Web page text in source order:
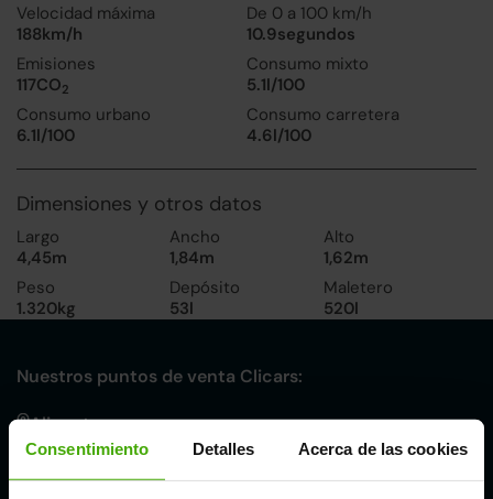
Consentimiento Detalles Acerca de las cookies
Velocidad máxima
188km/h
De 0 a 100 km/h
10.9segundos
Emisiones
117CO2
Consumo mixto
5.1l/100
Consumo urbano
6.1l/100
Consumo carretera
4.6l/100
Dimensiones y otros datos
Largo
4,45m
Ancho
1,84m
Alto
1,62m
Peso
1.320kg
Depósito
53l
Maletero
520l
Nuestros puntos de venta Clicars:
Alicante